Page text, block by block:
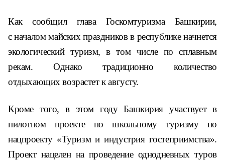
Как сообщил глава Госкомтуризма Башкирии,
с началом майских праздников в республике начнется
экологический туризм, в том числе по сплавным
рекам. Однако традиционно количество
отдыхающих возрастет к августу.
Кроме того, в этом году Башкирия участвует в
пилотном проекте по школьному туризму по
нацпроекту «Туризм и индустрия гостеприимства».
Проект нацелен на проведение однодневных туров